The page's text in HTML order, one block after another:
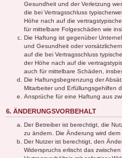
Gesundheit und der Verletzung
die bei Vertragsschluss
Höhe nach auf die
für mittelbare Folgeschäden wie
Die Haftung ist gegenüber
und Gesundheit oder
auf die bei Vertragsschluss
der Höhe nach auf die
auch für mittelbare Schäden,
Die Haftungsbegrenzung der
Mitarbeiter und Erfüllungsgehilfen
Ansprüche für eine Haftung aus
6. ÄNDERUNGSVORBEHALT
Der Betreiber ist berechtigt, die
zu ändern. Die Änderung wird dem
Der Nutzer ist berechtigt, den
Widerspruchs erlischt das